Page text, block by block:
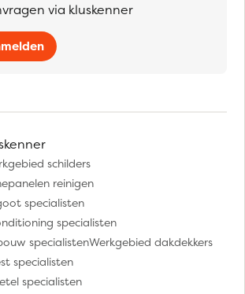
via kluskenner
schilders
reinigen
specialisten
specialisten
specialistenWerkgebied dakdekkers
specialisten
specialisten